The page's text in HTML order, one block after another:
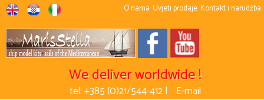
O nama Uvjeti prodaje Kontakt i narudžba
We deliver worldwide !
tel: +385 (0)21/544-412 | E-mail